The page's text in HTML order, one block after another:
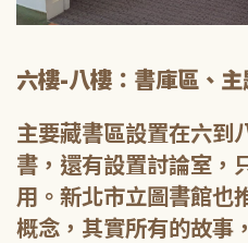
六樓-八樓：書庫區、
主要藏書區設置在六到
書，還有設置討論室，
用。新北市立圖書館也
概念，其實所有的故事